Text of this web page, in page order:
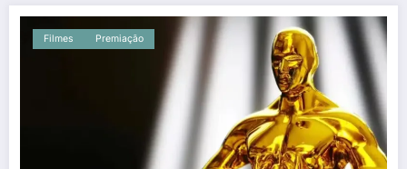
Filmes Premiação